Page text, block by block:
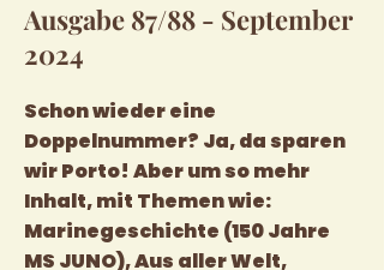
Ausgabe 87/88 - September
2024
Schon wieder eine
Doppelnummer? Ja, da sparen
wir Porto! Aber um so mehr
Inhalt, mit Themen wie:
Marinegeschichte (150 Jahre
MS JUNO), Aus aller Welt,